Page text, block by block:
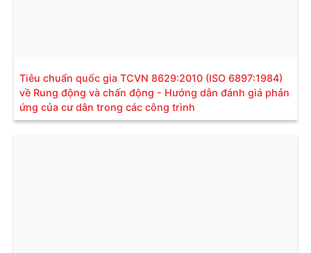
Tiêu chuẩn quốc gia TCVN 8629:2010 (ISO 6897:1984)
về Rung động và chấn động - Hướng dẫn đánh giá phản
ứng của cư dân trong các công trình